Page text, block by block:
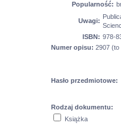
Popularność:
Uwagi:
ISBN: 978-
Numer opisu: 2907 (to
Hasło przedmiotowe:
Rodzaj dokumentu:
Książka